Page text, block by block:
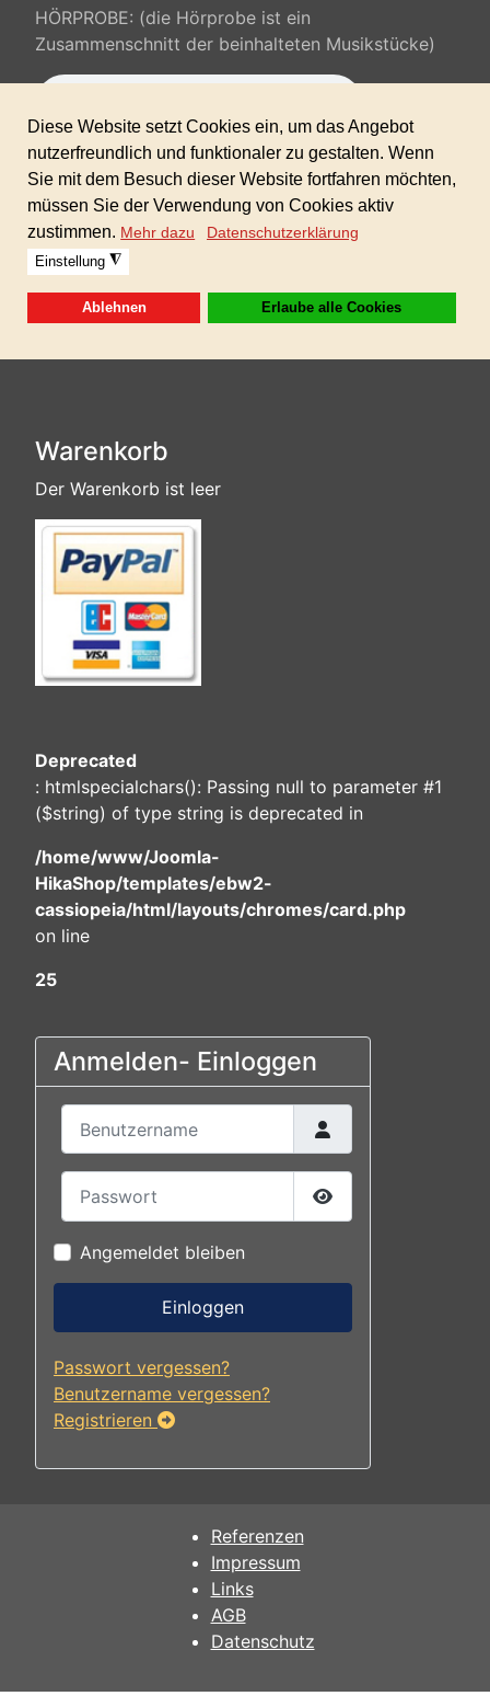
HÖRPROBE: (die Hörprobe ist ein
Zusammenschnitt der beinhalteten Musikstücke)
100% AKM/GEMA/SUISA-freie Musik (gewerbliche Lizenz inkl. -
keine weiteren Folgekosten)
Sofortdownload nach erhaltener Zahlung!
Warenkorb
Der Warenkorb ist leer
Deprecated
: htmlspecialchars(): Passing null to parameter #1
($string) of type string is deprecated in
/home/www/Joomla-
HikaShop/templates/ebw2-
cassiopeia/html/layouts/chromes/card.php
on line
25
Anmelden- Einloggen
Passwort anzeigen
Angemeldet bleiben
Einloggen
Passwort vergessen?
Benutzername vergessen?
Registrieren
Referenzen
Impressum
Links
AGB
Datenschutz